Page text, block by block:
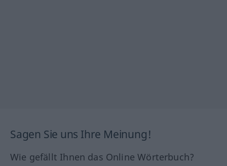
Sagen Sie uns Ihre Meinung!
Wie gefällt Ihnen das Online Wörterbuch?